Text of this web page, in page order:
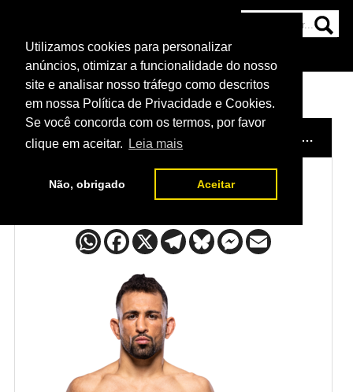
Utilizamos cookies para personalizar
anúncios, otimizar a funcionalidade do nosso
site e analisar nosso tráfego como descritos
em nossa Política de Privacidade e Cookies.
Se você concorda com os termos, por favor
clique em aceitar.
Leia mais
Não, obrigado Aceitar
NOTÍCIAS
HOME LUTADORES /
Abdul-Kareem Al-Selwady